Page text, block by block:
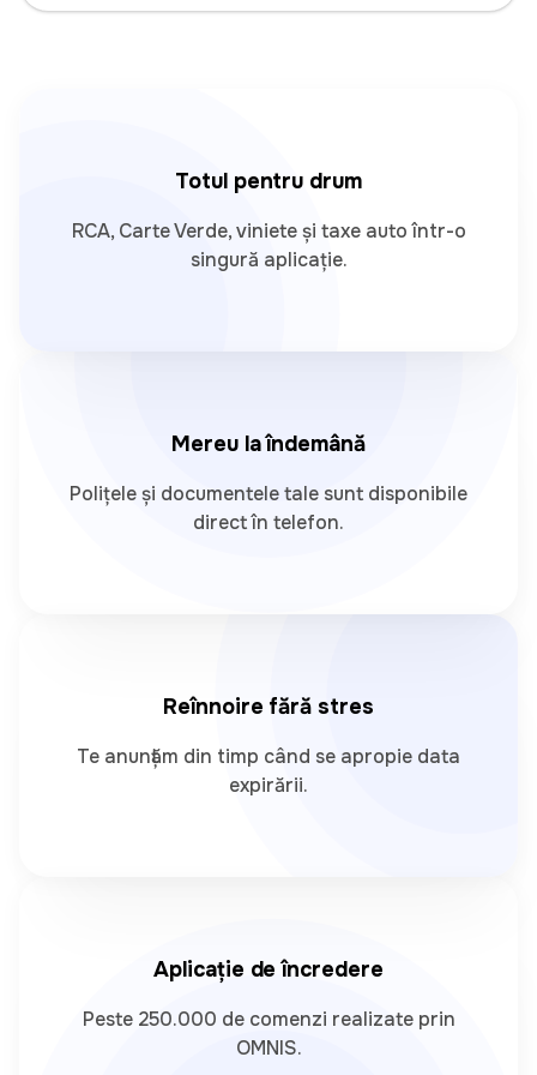
Totul pentru drum
RCA, Carte Verde, viniete și taxe auto într-o
singură aplicație.
Mereu la îndemână
Polițele și documentele tale sunt disponibile
direct în telefon.
Reînnoire fără stres
Te anunțăm din timp când se apropie data
expirării.
Aplicație de încredere
Peste 250.000 de comenzi realizate prin
OMNIS.
care apreciază timpul și eficiența.